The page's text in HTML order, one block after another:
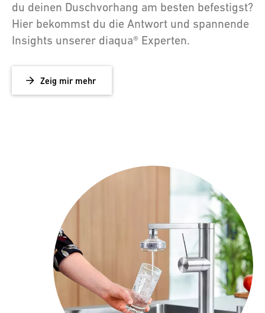
du deinen Duschvorhang am besten befestigst?
Hier bekommst du die Antwort und spannende
Insights unserer diaqua® Experten.
Zeig mir mehr